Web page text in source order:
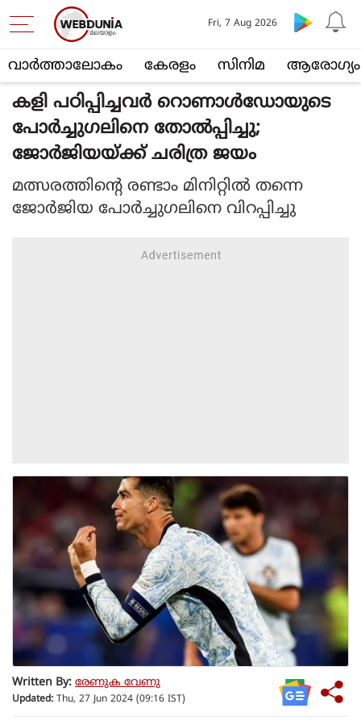
വാര്‍ത്താലോകം കേരളം സിനിമ ആരോഗ്യം
Fri, 7 Aug 2026
കളി പഠിപ്പിച്ചവര്‍ റൊണാള്‍ഡോയുടെ
പോര്‍ച്ചുഗലിനെ തോല്‍പ്പിച്ചു;
ജോര്‍ജിയയ്ക്ക് ചരിത്ര ജയം
മത്സരത്തിന്റെ രണ്ടാം മിനിറ്റില്‍ തന്നെ
ജോര്‍ജിയ പോര്‍ച്ചുഗലിനെ വിറപ്പിച്ചു
Written By: രേണുക വേണു
Updated: Thu, 27 Jun 2024 (09:16 IST)